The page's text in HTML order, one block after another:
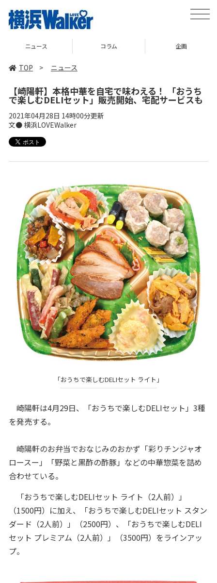
toggle
ニュース コラム 企画
TOP > ニュース
【崎陽軒】本格中華を自宅で味わえる！ 「おうち
で楽しむDELIセット」販売開始、宅配サービスも
2021年04月28日 14時00分更新
文● 横浜LOVEWalker
「おうちで楽しむDELIセット ライト」
崎陽軒は4月29日、「おうちで楽しむDELIセット」3種
を発売する。
崎陽軒のお弁当でおなじみのおかず「彩りチンジャオ
ロースー」「野菜と黒酢の酢豚」などの中華惣菜を詰め
合わせている。
「おうちで楽しむDELIセット ライト（2人前）」
（1500円）に加え、「おうちで楽しむDELIセット スタン
ダード（2人前）」（2500円）、「おうちで楽しむDELI
セット プレミアム（2人前）」（3500円）をラインアッ
プ。